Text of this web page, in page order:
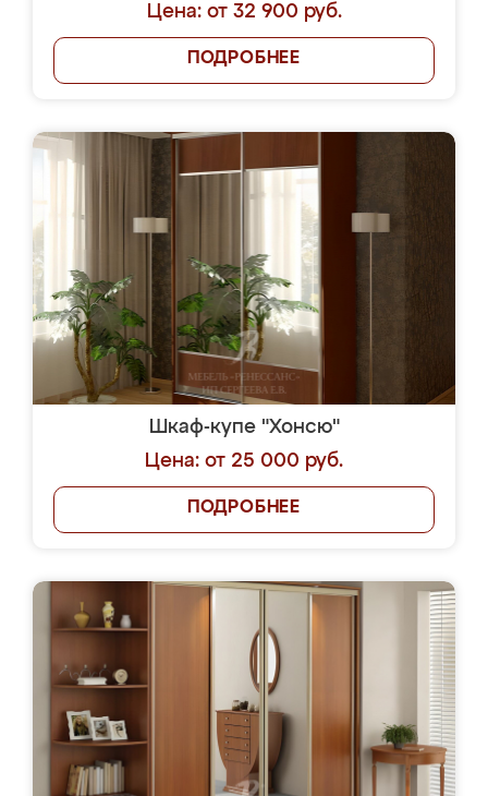
Цена: от 32 900 руб.
ПОДРОБНЕЕ
Шкаф-купе "Хонсю"
Цена: от 25 000 руб.
ПОДРОБНЕЕ